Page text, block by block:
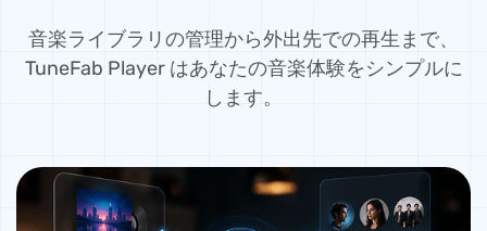
音楽ライブラリの管理から外出先での再生まで、
TuneFab Player はあなたの音楽体験をシンプルに
します。